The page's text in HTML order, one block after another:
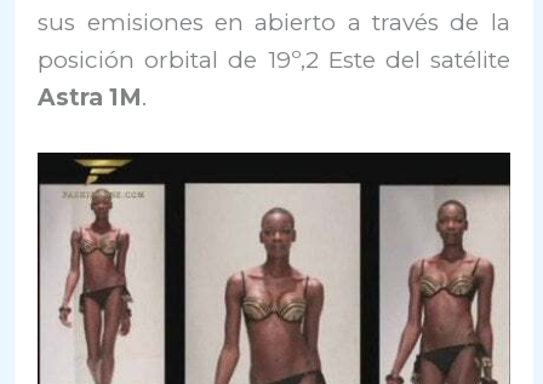
sus emisiones en abierto a través de la
posición orbital de 19º,2 Este del satélite
Astra 1M.